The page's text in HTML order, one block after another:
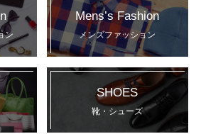
ン
Mens’s Fashion
メンズファッション
SHOES
靴・シューズ